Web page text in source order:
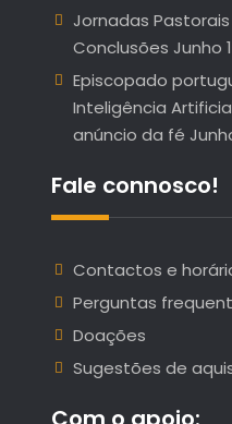
Jornadas
Conclusões Junho
Episcopado
Inteligência
anúncio da fé
Fale connosco!
Contactos e
Perguntas
Doações
Sugestões de